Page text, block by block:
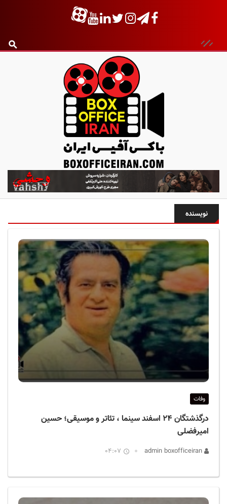
ب
ا
ک
آ
ی
س
ا
ی
ر
ا
ن
نویسنده
وفات
درگذشتگان ۲۴ اسفند سینما ، تئاتر و موسیقی؛ حسین
امیرفضلی
04:07